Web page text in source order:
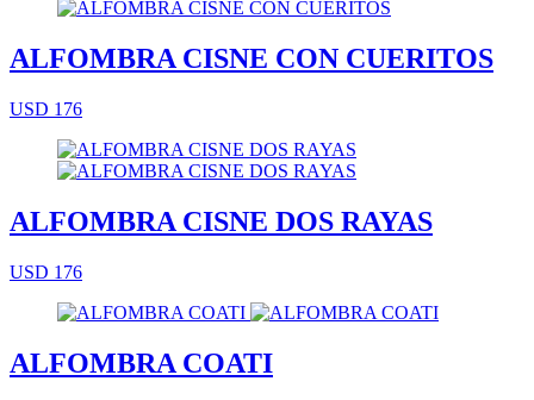
ALFOMBRA CISNE CON CUERITOS
USD 176
ALFOMBRA CISNE DOS RAYAS
USD 176
ALFOMBRA COATI